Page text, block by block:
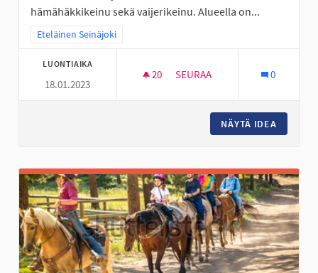
hämähäkkikeinu sekä vaijerikeinu. Alueella on...
Rajaa tulokset teeman mukaan: Eteläinen Seinäjoki
Eteläinen Seinäjoki
LUONTIAIKA
18.01.2023
20 20 SEURAAJAA
SEURAA 0
NÄYTÄ IDEA